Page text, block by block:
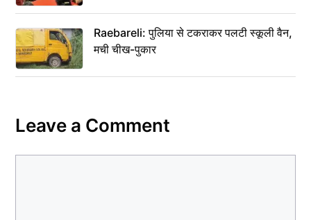
Raebareli: पुलिया से टकराकर पलटी स्कूली वैन,
मची चीख-पुकार
Leave a Comment